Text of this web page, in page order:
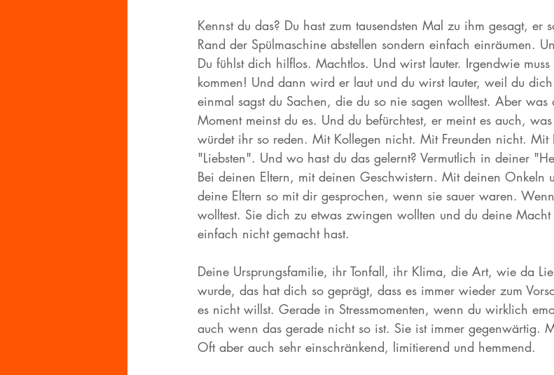
Kennst du das? Du hast zum tausendsten Mal zu ihm gesagt, er
Rand der Spülmaschine abstellen sondern einfach einräumen.
Du fühlst dich hilflos. Machtlos. Und wirst lauter. Irgendwie
kommen! Und dann wird er laut und du wirst lauter, weil du
einmal sagst du Sachen, die du so nie sagen wolltest. Aber was
Moment meinst du es. Und du befürchtest, er meint es auch,
würdet ihr so reden. Mit Kollegen nicht. Mit Freunden nicht. Mit
"Liebsten". Und wo hast du das gelernt? Vermutlich in deiner
Bei deinen Eltern, mit deinen Geschwistern. Mit deinen Onkeln
deine Eltern so mit dir gesprochen, wenn sie sauer waren.
wolltest. Sie dich zu etwas zwingen wollten und du deine Macht
einfach nicht gemacht hast.
Deine Ursprungsfamilie, ihr Tonfall, ihr Klima, die Art, wie da
wurde, das hat dich so geprägt, dass es immer wieder zum
es nicht willst. Gerade in Stressmomenten, wenn du wirklich
auch wenn das gerade nicht so ist. Sie ist immer gegenwärtig.
Oft aber auch sehr einschränkend, limitierend und hemmend.